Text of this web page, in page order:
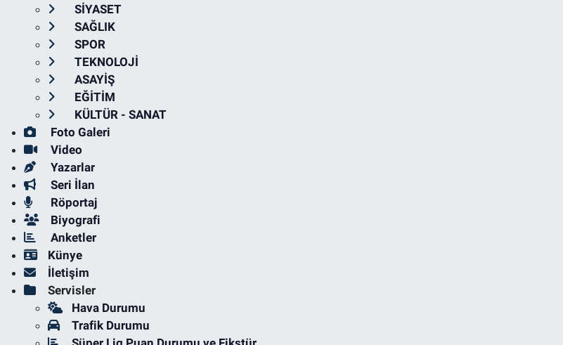
SİYASET
SAĞLIK
SPOR
TEKNOLOJİ
ASAYİŞ
EĞİTİM
KÜLTÜR - SANAT
Foto Galeri
Video
Yazarlar
Seri İlan
Röportaj
Biyografi
Anketler
Künye
İletişim
Servisler
Hava Durumu
Trafik Durumu